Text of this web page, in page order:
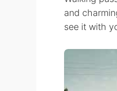
and
see it with